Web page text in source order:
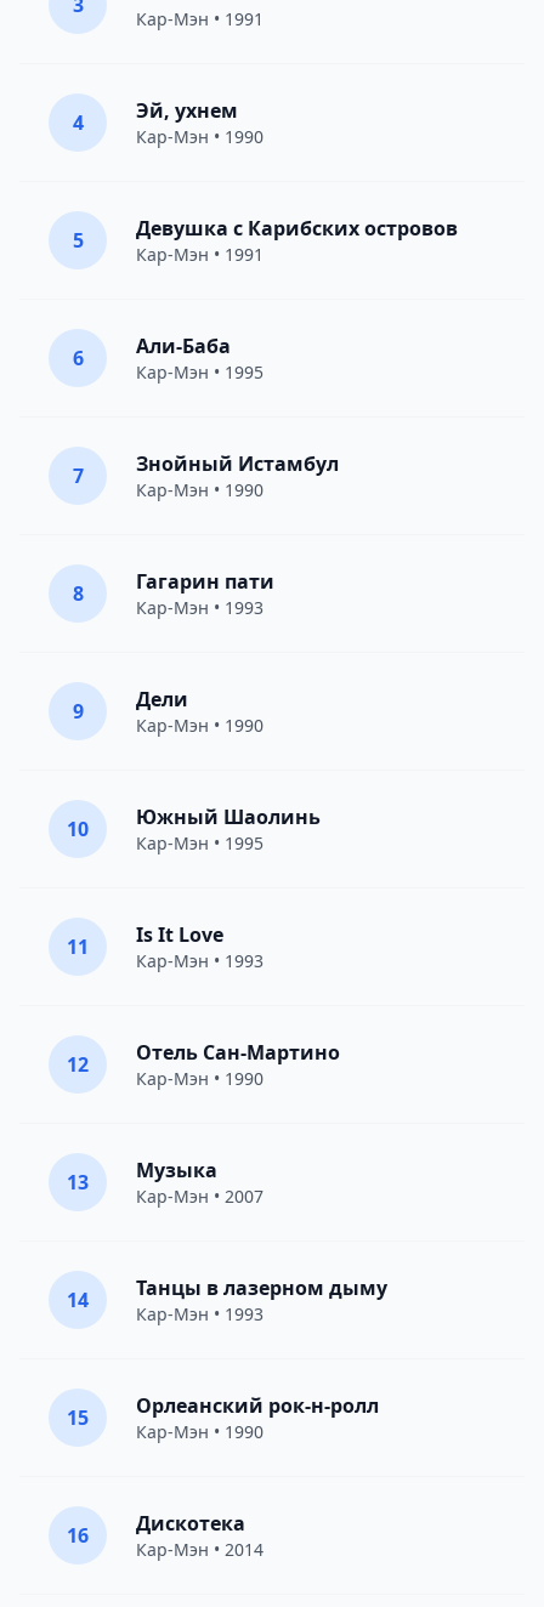
Кар-Мэн • 1991
4 Эй, ухнем
Кар-Мэн • 1990
5 Девушка с Карибских островов
Кар-Мэн • 1991
6 Али-Баба
Кар-Мэн • 1995
7 Знойный Истамбул
Кар-Мэн • 1990
8 Гагарин пати
Кар-Мэн • 1993
9 Дели
Кар-Мэн • 1990
10 Южный Шаолинь
Кар-Мэн • 1995
11 Is It Love
Кар-Мэн • 1993
12 Отель Сан-Мартино
Кар-Мэн • 1990
13 Музыка
Кар-Мэн • 2007
14 Танцы в лазерном дыму
Кар-Мэн • 1993
15 Орлеанский рок-н-ролл
Кар-Мэн • 1990
16 Дискотека
Кар-Мэн • 2014